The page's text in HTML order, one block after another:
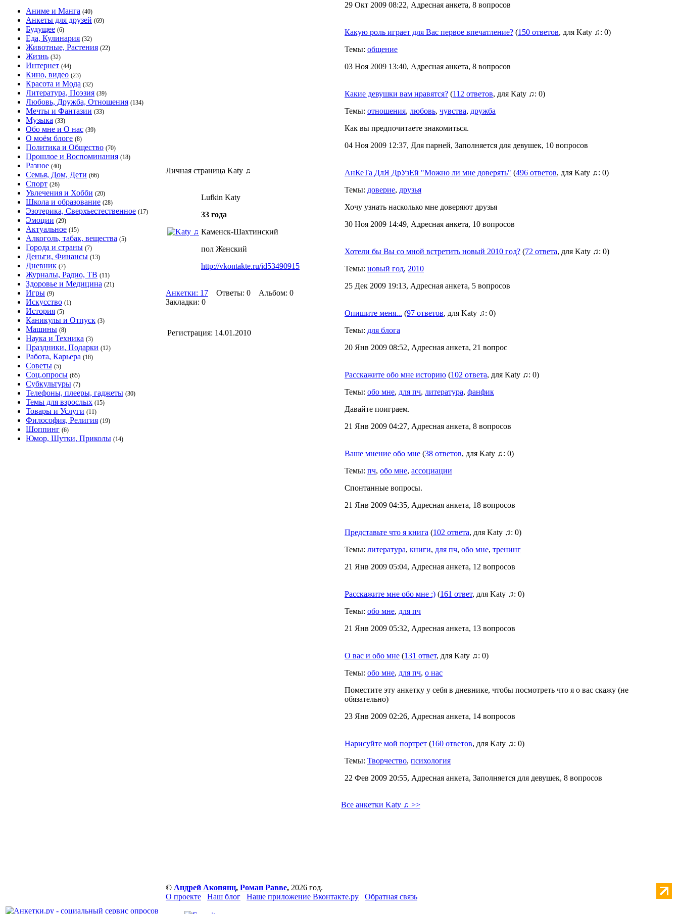
Аниме и Манга (40)
Анкеты для друзей (69)
Будущее (6)
Еда, Кулинария (32)
Животные, Растения (22)
Жизнь (32)
Интернет (44)
Кино, видео (23)
Красота и Мода (32)
Литература, Поэзия (39)
Любовь, Дружба, Отношения (134)
Мечты и Фантазии (33)
Музыка (33)
Обо мне и О нас (39)
О моём блоге (8)
Политика и Общество (70)
Прошлое и Воспоминания (18)
Разное (40)
Семья, Дом, Дети (66)
Спорт (26)
Увлечения и Хобби (20)
Школа и образование (28)
Эзотерика, Сверхъестественное (17)
Эмоции (29)
Актуальное (15)
Алкоголь, табак, вещества (5)
Города и страны (7)
Деньги, Финансы (13)
Дневник (7)
Журналы, Радио, ТВ (11)
Здоровье и Медицина (21)
Игры (9)
Искусство (1)
История (5)
Каникулы и Отпуск (3)
Машины (8)
Наука и Техника (3)
Праздники, Подарки (12)
Работа, Карьера (18)
Советы (5)
Соц.опросы (65)
Субкультуры (7)
Телефоны, плееры, гаджеты (30)
Темы для взрослых (15)
Товары и Услуги (11)
Философия, Религия (19)
Шоппинг (6)
Юмор, Шутки, Приколы (14)
Личная страница Katy ♫
Lufkin Katy
33 года
Каменск-Шахтинский
пол Женский
http://vkontakte.ru/id53490915
Анкетки: 17 Ответы: 0 Альбом: 0
Закладки: 0
Регистрация: 14.01.2010
29 Окт 2009 08:22, Адресная анкета, 8 вопросов
Какую роль играет для Вас первое впечатление? (150 ответов, для Katy ♫: 0)
Темы: общение
03 Ноя 2009 13:40, Адресная анкета, 8 вопросов
Какие девушки вам нравятся? (112 ответов, для Katy ♫: 0)
Темы: отношения, любовь, чувства, дружба
Как вы предпочитаете знакомиться.
04 Ноя 2009 12:37, Для парней, Заполняется для девушек, 10 вопросов
АнКеТа ДлЯ ДрУзЕй "Можно ли мне доверять" (496 ответов, для Katy ♫: 0)
Темы: доверие, друзья
Хочу узнать насколько мне доверяют друзья
30 Ноя 2009 14:49, Адресная анкета, 10 вопросов
Хотели бы Вы со мной встретить новый 2010 год? (72 ответа, для Katy ♫: 0)
Темы: новый год, 2010
25 Дек 2009 19:13, Адресная анкета, 5 вопросов
Опишите меня... (97 ответов, для Katy ♫: 0)
Темы: для блога
20 Янв 2009 08:52, Адресная анкета, 21 вопрос
Расскажите обо мне историю (102 ответа, для Katy ♫: 0)
Темы: обо мне, для пч, литература, фанфик
Давайте поиграем.
21 Янв 2009 04:27, Адресная анкета, 8 вопросов
Ваше мнение обо мне (38 ответов, для Katy ♫: 0)
Темы: пч, обо мне, ассоциации
Спонтанные вопросы.
21 Янв 2009 04:35, Адресная анкета, 18 вопросов
Представьте что я книга (102 ответа, для Katy ♫: 0)
Темы: литература, книги, для пч, обо мне, тренинг
21 Янв 2009 05:04, Адресная анкета, 12 вопросов
Расскажите мне обо мне :) (161 ответ, для Katy ♫: 0)
Темы: обо мне, для пч
21 Янв 2009 05:32, Адресная анкета, 13 вопросов
О вас и обо мне (131 ответ, для Katy ♫: 0)
Темы: обо мне, для пч, о нас
Поместите эту анкетку у себя в дневнике, чтобы посмотреть что я о вас скажу (не
обязательно)
23 Янв 2009 02:26, Адресная анкета, 14 вопросов
Нарисуйте мой портрет (160 ответов, для Katy ♫: 0)
Темы: Творчество, психология
22 Фев 2009 20:55, Адресная анкета, Заполняется для девушек, 8 вопросов
Все анкетки Katy ♫ >>
© Андрей Акопянц, Роман Равве, 2026 год.
О проекте
Наш блог Наше приложение Вконтакте.ру Обратная связь